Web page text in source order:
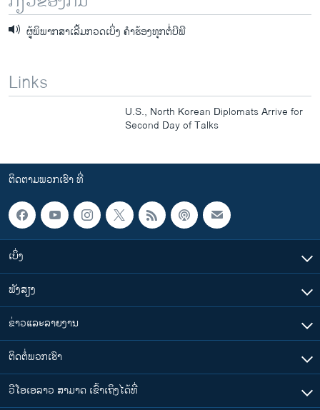
ຜູ້ພິພາກສາເລີ້ມກວດເບິ່ງ ຄໍາຮ້ອງທຸກຕໍ່ບີພີ
Links
U.S., North Korean Diplomats Arrive for
Second Day of Talks
ຕິດຕາມພວກເຮົາ ທີ່
ເບິ່ງ
ຟັງສຽງ
ຂ່າວແລະລາຍງານ
ຕິດຕໍ່ພວກເຮົາ
ວີໂອເອລາວ ສາມາດ ເຂົ້າເຖິງໄດ້ທີ່